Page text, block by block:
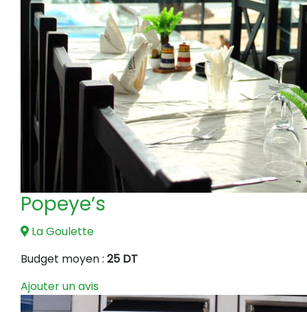
Popeye’s
La Goulette
Budget moyen : 25 DT
Ajouter un avis